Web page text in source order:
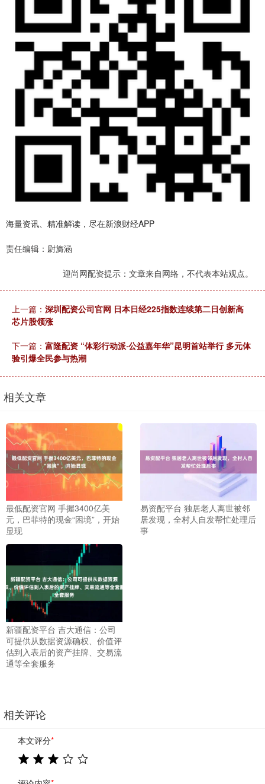
海量资讯、精准解读，尽在新浪财经APP
责任编辑：尉旖涵
迎尚网配资提示：文章来自网络，不代表本站观点。
上一篇： 深圳配资公司官网 日本日经225指数连续第二日创新高
芯片股领涨
下一篇： 富隆配资 “体彩行动派·公益嘉年华”昆明首站举行 多元体
验引爆全民参与热潮
相关文章
最低配资官网 手握3400亿美
元，巴菲特的现金“困境”，开始
显现
易资配平台 独居老人离世被邻
居发现，全村人自发帮忙处理后
事
新疆配资平台 吉大通信：公司
可提供从数据资源确权、价值评
估到入表后的资产挂牌、交易流
通等全套服务
相关评论
本文评分*